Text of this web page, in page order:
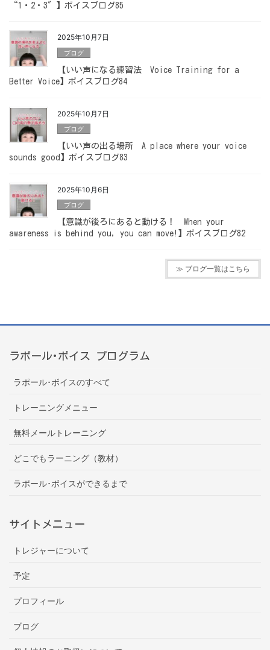
“1・2・3″】ボイスブログ85
2025年10月7日
ブログ
【いい声になる練習法 Voice Training for a
Better Voice】ボイスブログ84
2025年10月7日
ブログ
【いい声の出る場所 A place where your voice
sounds good】ボイスブログ83
2025年10月6日
ブログ
【意識が後ろにあると動ける！ When your
awareness is behind you, you can move!】ボイスブログ82
≫ ブログ一覧はこちら
ラポール･ボイス プログラム
ラポール･ボイスのすべて
トレーニングメニュー
無料メールトレーニング
どこでもラーニング（教材）
ラポール･ボイスができるまで
サイトメニュー
トレジャーについて
予定
プロフィール
ブログ